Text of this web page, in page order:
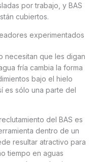
por trabajo, y BAS
cubiertos.
experimentados
necesitan que les digan
fría cambia la forma
bajo el hielo
es sólo una parte del
del BAS es
dentro de un
resultar atractivo para
tiempo en aguas